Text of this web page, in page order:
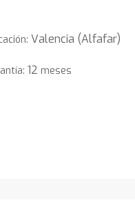
Valencia (Alfafar)
12 meses